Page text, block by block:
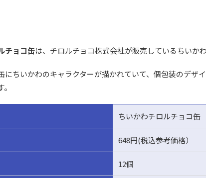
チョコ缶は、チロルチョコ株式会社が販売しているちいか
にちいかわのキャラクターが描かれていて、個包装のデザ
ちいかわチロルチョコ缶
648円(税込参考価格）
12個